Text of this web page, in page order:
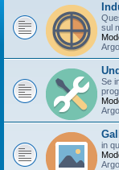
sul
Se
in